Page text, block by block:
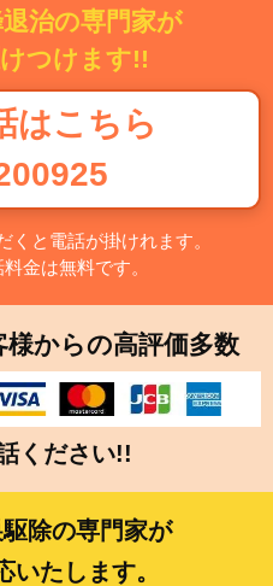
治の専門家が
つけます!!
はこちら
くと電話が掛けれます。
金は無料です。
からの高評価多数
ください!!
除の専門家が
いたします。